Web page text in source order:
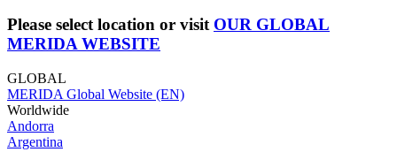
Please select location or visit OUR GLOBAL
MERIDA WEBSITE
GLOBAL
MERIDA Global Website (EN)
Worldwide
Andorra
Argentina